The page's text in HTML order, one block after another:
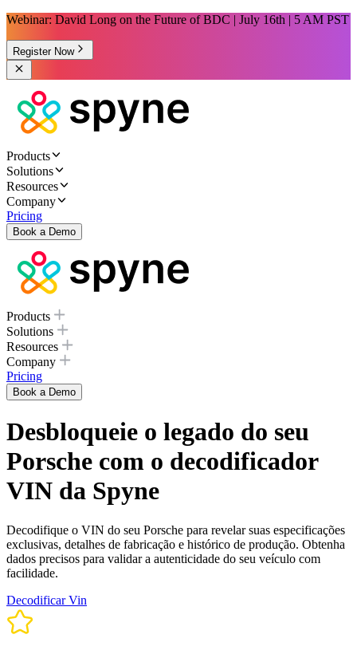
Webinar: David Long on the Future of BDC | July 16th | 5 AM PST
Register Now
Products
Solutions
Resources
Company
Pricing
Book a Demo
Products
Solutions
Resources
Company
Pricing
Book a Demo
Desbloqueie o legado do seu
Porsche com o decodificador
VIN da Spyne
Decodifique o VIN do seu Porsche para revelar suas especificações
exclusivas, detalhes de fabricação e histórico de produção. Obtenha
dados precisos para validar a autenticidade do seu veículo com
facilidade.
Decodificar Vin